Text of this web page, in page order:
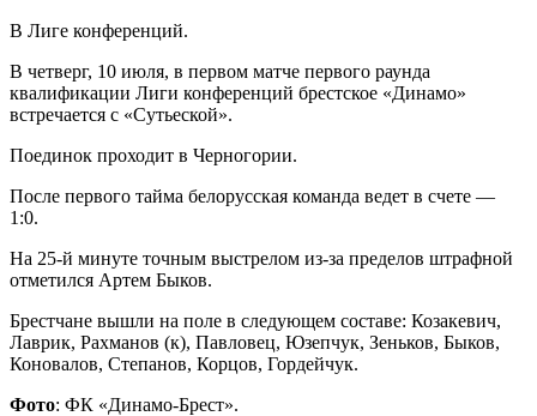
В Лиге конференций.
В четверг, 10 июля, в первом матче первого раунда
квалификации Лиги конференций брестское «Динамо»
встречается с «Сутьеской».
Поединок проходит в Черногории.
После первого тайма белорусская команда ведет в счете —
1:0.
На 25-й минуте точным выстрелом из-за пределов штрафной
отметился Артем Быков.
Брестчане вышли на поле в следующем составе: Козакевич,
Лаврик, Рахманов (к), Павловец, Юзепчук, Зеньков, Быков,
Коновалов, Степанов, Корцов, Гордейчук.
Фото: ФК «Динамо-Брест».